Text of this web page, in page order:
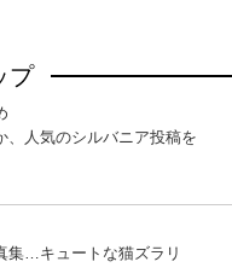
プ
、人気のシルバニア投稿を
集…キュートな猫ズラリ